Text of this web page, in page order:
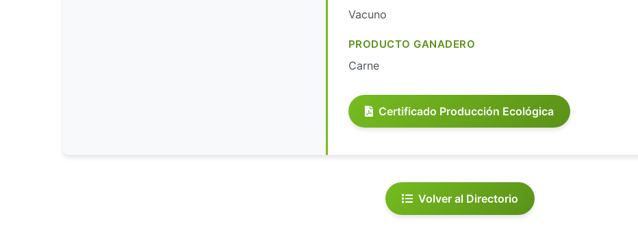
Vacuno
PRODUCTO GANADERO
Carne
Certificado Producción Ecológica
Volver al Directorio